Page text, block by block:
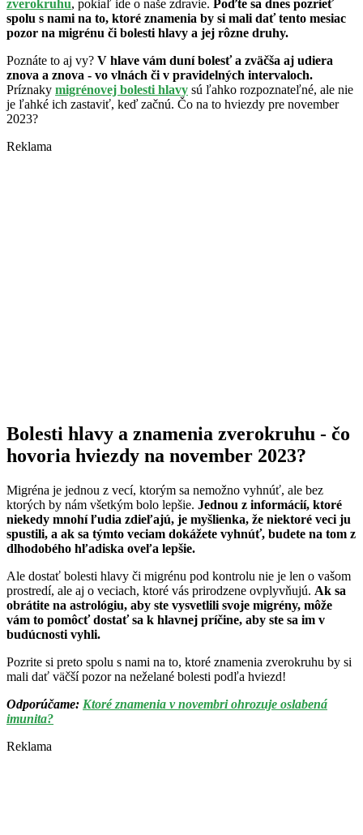
zverokruhu, pokiaľ ide o naše zdravie. Poďte sa dnes pozrieť
spolu s nami na to, ktoré znamenia by si mali dať tento mesiac
pozor na migrénu či bolesti hlavy a jej rôzne druhy.
Poznáte to aj vy? V hlave vám duní bolesť a zväčša aj udiera
znova a znova - vo vlnách či v pravidelných intervaloch.
Príznaky migrénovej bolesti hlavy sú ľahko rozpoznateľné, ale nie
je ľahké ich zastaviť, keď začnú. Čo na to hviezdy pre november
2023?
Reklama
Bolesti hlavy a znamenia zverokruhu - čo
hovoria hviezdy na november 2023?
Migréna je jednou z vecí, ktorým sa nemožno vyhnúť, ale bez
ktorých by nám všetkým bolo lepšie. Jednou z informácií, ktoré
niekedy mnohí ľudia zdieľajú, je myšlienka, že niektoré veci ju
spustili, a ak sa týmto veciam dokážete vyhnúť, budete na tom z
dlhodobého hľadiska oveľa lepšie.
Ale dostať bolesti hlavy či migrénu pod kontrolu nie je len o vašom
prostredí, ale aj o veciach, ktoré vás prirodzene ovplyvňujú. Ak sa
obrátite na astrológiu, aby ste vysvetlili svoje migrény, môže
vám to pomôcť dostať sa k hlavnej príčine, aby ste sa im v
budúcnosti vyhli.
Pozrite si preto spolu s nami na to, ktoré znamenia zverokruhu by si
mali dať väčší pozor na neželané bolesti podľa hviezd!
Odporúčame: Ktoré znamenia v novembri ohrozuje oslabená
imunita?
Reklama